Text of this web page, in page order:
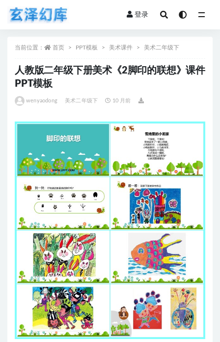
登录
当前位置： 首页 PPT模板 美术课件 美术二年级下
人教版二年级下册美术《2脚印的联想》课件
PPT模板
wenyaodong 美术二年级下 10 月前